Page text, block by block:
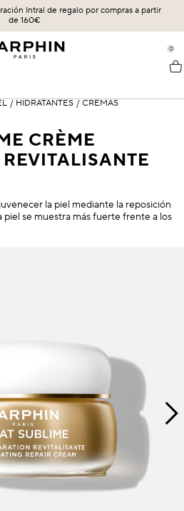
Intral de regalo por compras a partir
de 160€
0
VENDIDOS
DE LA PIEL
LEGADO
LEGADO
/ HIDRATANTES / CREMAS
CRÈME
la piel mediante la reposición
piel se muestra más fuerte frente a los